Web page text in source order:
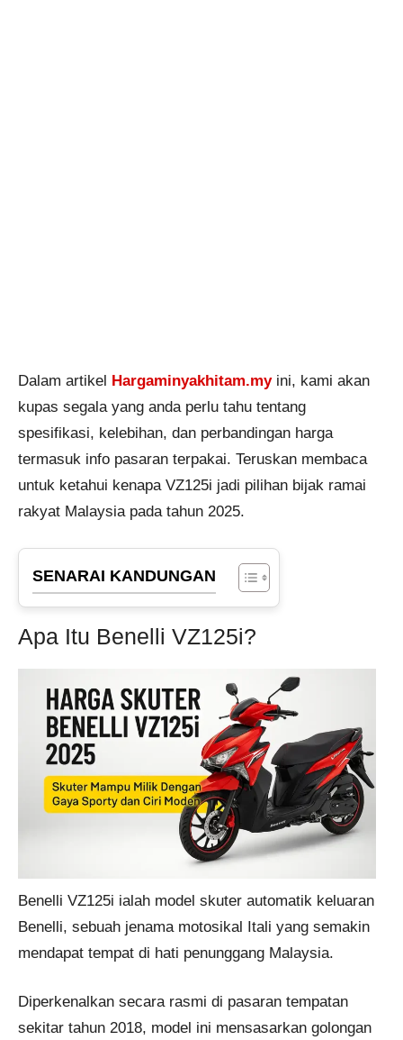
Dalam artikel Hargaminyakhitam.myini, kami akan
kupas segala yang anda perlu tahu tentang
spesifikasi, kelebihan, dan perbandingan harga
termasuk info pasaran terpakai. Teruskan membaca
untuk ketahui kenapa VZ125i jadi pilihan bijak ramai
rakyat Malaysia pada tahun 2025.
SENARAI KANDUNGAN
Apa Itu Benelli VZ125i?
Benelli VZ125i ialah model skuter automatik keluaran
Benelli, sebuah jenama motosikal Itali yang semakin
mendapat tempat di hati penunggang Malaysia.
Diperkenalkan secara rasmi di pasaran tempatan
sekitar tahun 2018, model ini mensasarkan golongan